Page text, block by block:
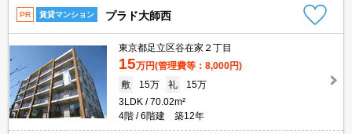
PR 賃貸マンション プラド大師西
東京都足立区谷在家２丁目
15万円(管理費等：8,000円)
敷
15万 礼
15万
3LDK
70.02m²
4階
6階建 築12年